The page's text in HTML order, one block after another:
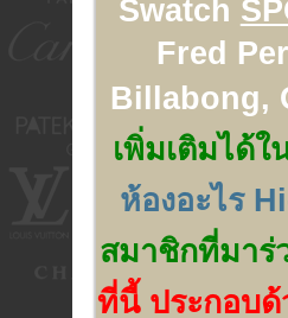
Swatch
Fred
Billabong,
เพิ่มเติมได้ใ
ห้องอะไร
สมาชิกที่มาร่
ที่นี้ ประกอบด้